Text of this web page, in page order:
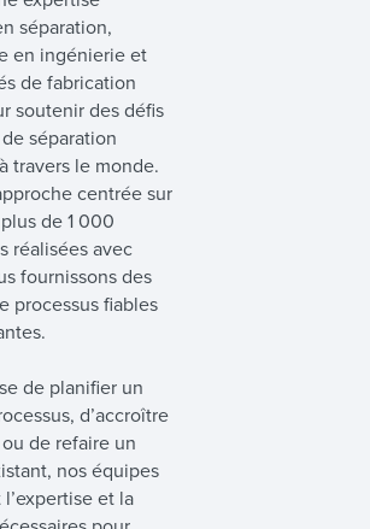
séparation,
en ingénierie et
de fabrication
soutenir des défis
séparation
travers le monde.
centrée sur
de 1 000
réalisées avec
fournissons des
processus fiables
de planifier un
d’accroître
de refaire un
nos équipes
et la